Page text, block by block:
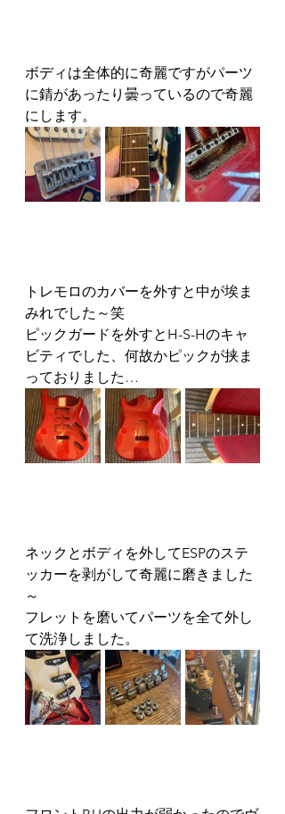
ボディは全体的に奇麗ですがパーツ
に錆があったり曇っているので奇麗
にします。
トレモロのカバーを外すと中が埃ま
みれでした～笑
ピックガードを外すとH-S-Hのキャ
ビティでした、何故かピックが挟ま
っておりました…
ネックとボディを外してESPのステ
ッカーを剥がして奇麗に磨きました
～
フレットを磨いてパーツを全て外し
て洗浄しました。